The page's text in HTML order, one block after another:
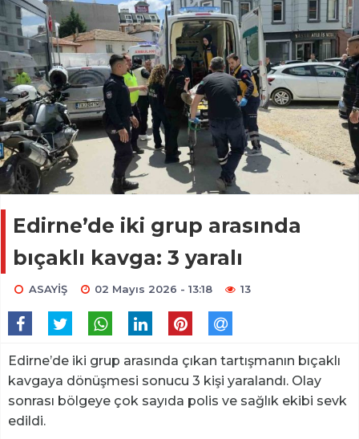
Edirne’de iki grup arasında
bıçaklı kavga: 3 yaralı
ASAYİŞ 02 Mayıs 2026 - 13:18 13
Edirne’de iki grup arasında çıkan tartışmanın bıçaklı
kavgaya dönüşmesi sonucu 3 kişi yaralandı. Olay
sonrası bölgeye çok sayıda polis ve sağlık ekibi sevk
edildi.